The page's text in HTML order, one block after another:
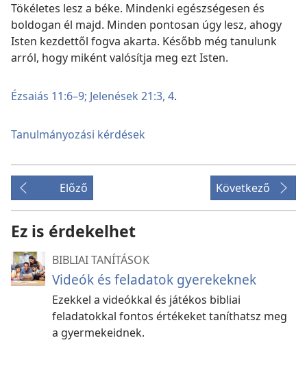
Tökéletes lesz a béke. Mindenki egészségesen és
boldogan él majd. Minden pontosan úgy lesz, ahogy
Isten kezdettől fogva akarta. Később még tanulunk
arról, hogy miként valósítja meg ezt Isten.
Ézsaiás 11:6–9; Jelenések 21:3, 4.
Tanulmányozási kérdések
Előző Következő
Ez is érdekelhet
BIBLIAI TANÍTÁSOK
Videók és feladatok gyerekeknek
Ezekkel a videókkal és játékos bibliai
feladatokkal fontos értékeket taníthatsz meg
a gyermekeidnek.